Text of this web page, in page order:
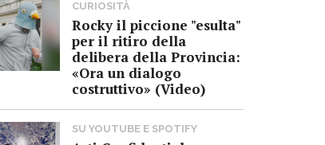
CURIOSITÀ
Rocky il piccione "esulta"
per il ritiro della
delibera della Provincia:
«Ora un dialogo
costruttivo» (Video)
SU YOUTUBE E SPOTIFY